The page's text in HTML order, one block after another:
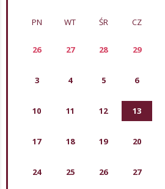
PN WT ŚR CZ
26 27 28 29
3 4 5 6
10 11 12 13
17 18 19 20
24 25 26 27